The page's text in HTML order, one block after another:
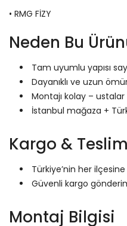
• RMG FİZY
Neden Bu
Tam uyumlu yapısı
Dayanıklı ve uzun
Montajı kolay – ustalar
İstanbul mağaza +
Kargo &
Türkiye’nin her ilçesine
Güvenli kargo
Montaj Bilgisi